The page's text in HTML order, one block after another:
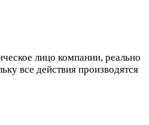
лицо компании, реально
все действия производятся